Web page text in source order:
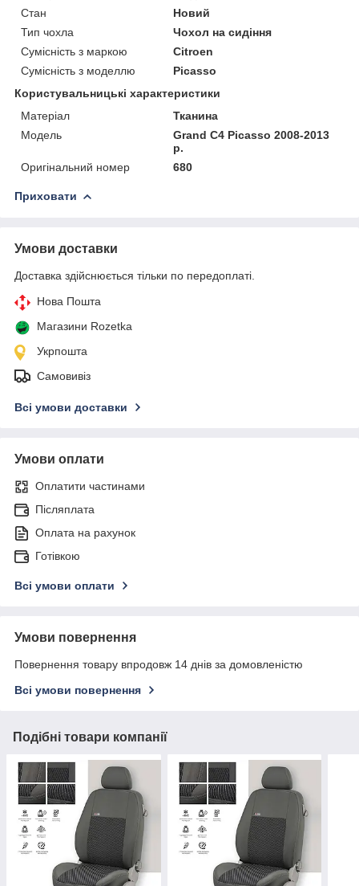
Стан
Новий
Тип чохла
Чохол на сидіння
Сумісність з маркою
Citroen
Сумісність з моделлю
Picasso
Користувальницькі характеристики
Матеріал
Тканина
Модель
Grand С4 Picasso 2008-2013
р.
Оригінальний номер
680
Приховати
Умови доставки
Доставка здійснюється тільки по передоплаті.
Нова Пошта
Магазини Rozetka
Укрпошта
Самовивіз
Всі умови доставки
Умови оплати
Оплатити частинами
Післяплата
Оплата на рахунок
Готівкою
Всі умови оплати
Умови повернення
Повернення товару впродовж 14 днів за домовленістю
Всі умови повернення
Подібні товари компанії